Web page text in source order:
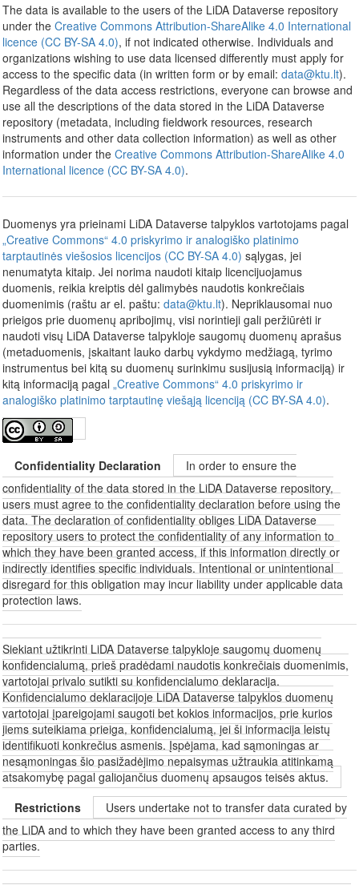
The data is available to the users of the LiDA Dataverse repository
under the Creative Commons Attribution-ShareAlike 4.0 International
licence (CC BY-SA 4.0), if not indicated otherwise. Individuals and
organizations wishing to use data licensed differently must apply for
access to the specific data (in written form or by email: data@ktu.lt).
Regardless of the data access restrictions, everyone can browse and
use all the descriptions of the data stored in the LiDA Dataverse
repository (metadata, including fieldwork resources, research
instruments and other data collection information) as well as other
information under the Creative Commons Attribution-ShareAlike 4.0
International licence (CC BY-SA 4.0).
Duomenys yra prieinami LiDA Dataverse talpyklos vartotojams pagal
„Creative Commons“ 4.0 priskyrimo ir analogiško platinimo
tarptautinės viešosios licencijos (CC BY-SA 4.0) sąlygas, jei
nenumatyta kitaip. Jei norima naudoti kitaip licencijuojamus
duomenis, reikia kreiptis dėl galimybės naudotis konkrečiais
duomenimis (raštu ar el. paštu: data@ktu.lt). Nepriklausomai nuo
prieigos prie duomenų apribojimų, visi norintieji gali peržiūrėti ir
naudoti visų LiDA Dataverse talpykloje saugomų duomenų aprašus
(metaduomenis, įskaitant lauko darbų vykdymo medžiagą, tyrimo
instrumentus bei kitą su duomenų surinkimu susijusią informaciją) ir
kitą informaciją pagal „Creative Commons“ 4.0 priskyrimo ir
analogiško platinimo tarptautinę viešąją licenciją (CC BY-SA 4.0).
Confidentiality Declaration
In order to ensure the
confidentiality of the data stored in the LiDA Dataverse repository,
users must agree to the confidentiality declaration before using the
data. The declaration of confidentiality obliges LiDA Dataverse
repository users to protect the confidentiality of any information to
which they have been granted access, if this information directly or
indirectly identifies specific individuals. Intentional or unintentional
disregard for this obligation may incur liability under applicable data
protection laws.
Siekiant užtikrinti LiDA Dataverse talpykloje saugomų duomenų
konfidencialumą, prieš pradėdami naudotis konkrečiais duomenimis,
vartotojai privalo sutikti su konfidencialumo deklaracija.
Konfidencialumo deklaracijoje LiDA Dataverse talpyklos duomenų
vartotojai įpareigojami saugoti bet kokios informacijos, prie kurios
jiems suteikiama prieiga, konfidencialumą, jei ši informacija leistų
identifikuoti konkrečius asmenis. Įspėjama, kad sąmoningas ar
nesąmoningas šio pasižadėjimo nepaisymas užtraukia atitinkamą
atsakomybę pagal galiojančius duomenų apsaugos teisės aktus.
Restrictions
Users undertake not to transfer data curated by
the LiDA and to which they have been granted access to any third
parties.